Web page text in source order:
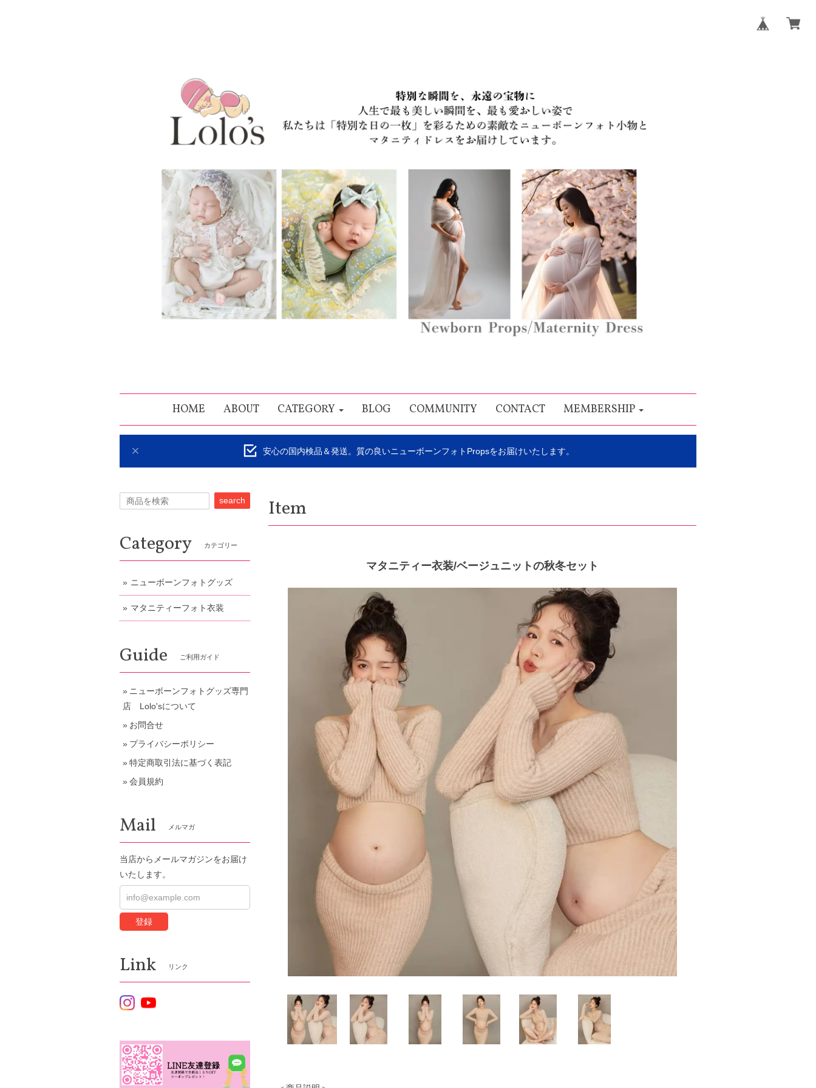
HOME ABOUT CATEGORY BLOG COMMUNITY CONTACT MEMBERSHIP
安心の国内検品＆発送。質の良いニューボーンフォトPropsをお届けいたします。
Item
マタニティー衣装/ベージュニットの秋冬セット
search
Category カテゴリー
ニューボーンフォトグッズ
マタニティーフォト衣装
Guide ご利用ガイド
ニューボーンフォトグッズ専門
店 Lolo'sについて
お問合せ
プライバシーポリシー
特定商取引法に基づく表記
会員規約
Mail メルマガ
当店からメールマガジンをお届け
いたします。
登録
Link リンク